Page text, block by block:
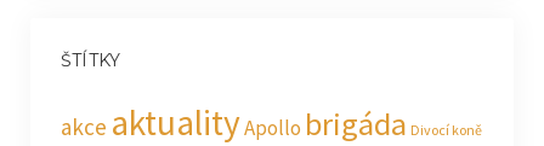
ŠTÍTKY
akce aktualityApollo brigáda Divocí koně